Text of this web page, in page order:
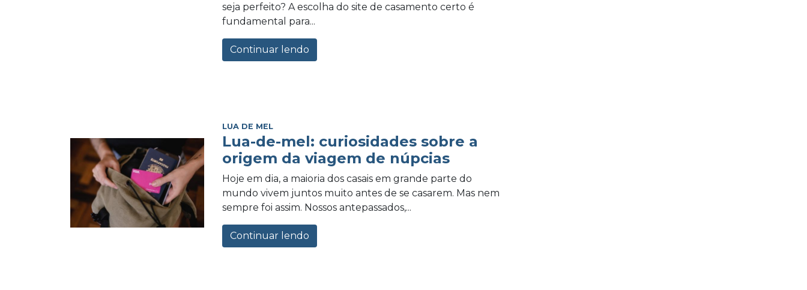
seja perfeito? A escolha do site de casamento certo é
fundamental para...
Continuar lendo
LUA DE MEL
Lua-de-mel: curiosidades sobre a
origem da viagem de núpcias
Hoje em dia, a maioria dos casais em grande parte do
mundo vivem juntos muito antes de se casarem. Mas nem
sempre foi assim. Nossos antepassados,...
Continuar lendo